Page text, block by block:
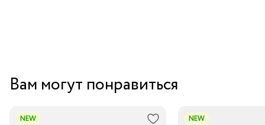
Вам могут понравиться
NEW NEW